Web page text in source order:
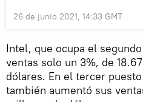
26 de junio 2021, 14:33 GMT
Intel, que ocupa el
ventas solo un 3%, de
dólares. En el tercer
también aumentó sus